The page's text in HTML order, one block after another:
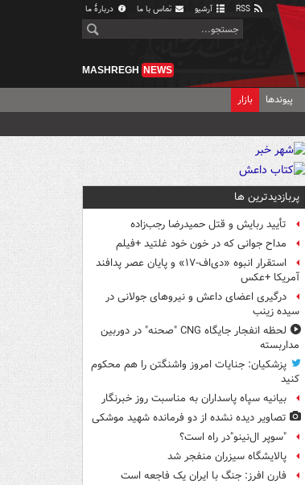
آرشیو تماس با ما دربارهٔ ما
MASHREGH NEWS
پیوندها بازار
پربازدیدترین ها
تأیید ربایش و قتل حمیدرضا رجب‌زاده
مداح جوانی که در خون خود غلتید +فیلم
استقرار انبوه «دی‌اف‑۱۷» و پایان عصر پدافند
آمریکا +عکس
درگیری اعضای داعش و نیروهای جولانی در
سیده زینب
لحظه انفجار جایگاه CNG "صحنه" در دوربین
مداربسته
پزشکیان: جنایات امروز واشنگتن را هم محکوم
کنید
بیانیه سپاه پاسداران به مناسبت روز خبرنگار
تصاویر دیده‌ نشده از دو فرمانده شهید موشکی
"سوپر ال‌نینو"در راه است؟
پالایشگاه سیزران منفجر شد
فارن افرز: جنگ با ایران یک فاجعه است